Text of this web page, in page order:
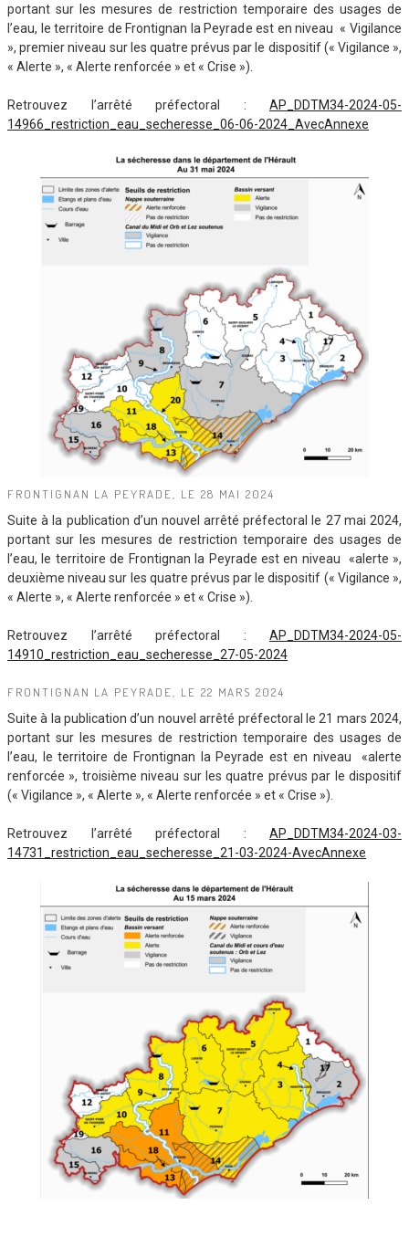
portant sur les mesures de restriction temporaire des usages de
l’eau, le territoire de Frontignan la Peyrade est en niveau « Vigilance
», premier niveau sur les quatre prévus par le dispositif (« Vigilance »,
« Alerte », « Alerte renforcée » et « Crise »).
Retrouvez l’arrêté préfectoral : AP_DDTM34-2024-05-
14966_restriction_eau_secheresse_06-06-2024_AvecAnnexe
FRONTIGNAN LA PEYRADE, LE 28 MAI 2024
Suite à la publication d’un nouvel arrêté préfectoral le 27 mai 2024,
portant sur les mesures de restriction temporaire des usages de
l’eau, le territoire de Frontignan la Peyrade est en niveau «alerte »,
deuxième niveau sur les quatre prévus par le dispositif (« Vigilance »,
« Alerte », « Alerte renforcée » et « Crise »).
Retrouvez l’arrêté préfectoral : AP_DDTM34-2024-05-
14910_restriction_eau_secheresse_27-05-2024
FRONTIGNAN LA PEYRADE, LE 22 MARS 2024
Suite à la publication d’un nouvel arrêté préfectoral le 21 mars 2024,
portant sur les mesures de restriction temporaire des usages de
l’eau, le territoire de Frontignan la Peyrade est en niveau «alerte
renforcée », troisième niveau sur les quatre prévus par le dispositif
(« Vigilance », « Alerte », « Alerte renforcée » et « Crise »).
Retrouvez l’arrêté préfectoral : AP_DDTM34-2024-03-
14731_restriction_eau_secheresse_21-03-2024-AvecAnnexe